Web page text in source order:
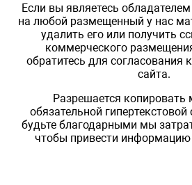
Если вы являетесь
на любой размещенный у нас
удалить его или получить
коммерческого
обратитесь для согласования
сайта.
Разрешается копировать
обязательной
будьте благодарными мы
чтобы привести